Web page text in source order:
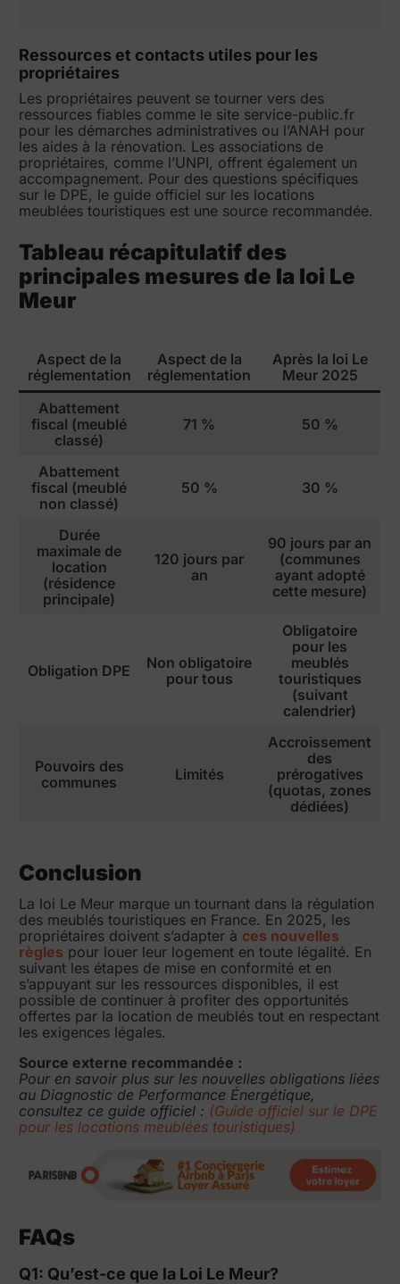
Ressources et contacts utiles pour les
propriétaires
Les propriétaires peuvent se tourner vers des
ressources fiables comme le site service-public.fr
pour les démarches administratives ou l’ANAH pour
les aides à la rénovation. Les associations de
propriétaires, comme l’UNPI, offrent également un
accompagnement. Pour des questions spécifiques
sur le DPE, le guide officiel sur les locations
meublées touristiques est une source recommandée.
Tableau récapitulatif des
principales mesures de la loi Le
Meur
Aspect de la
réglementation
Aspect de la
réglementation
Après la loi Le
Meur 2025
Abattement
fiscal (meublé
classé)
71 % 50 %
Abattement
fiscal (meublé
non classé)
50 % 30 %
Durée
maximale de
location
(résidence
principale)
120 jours par
an
90 jours par an
(communes
ayant adopté
cette mesure)
Obligation DPE
Non obligatoire
pour tous
Obligatoire
pour les
meublés
touristiques
(suivant
calendrier)
Pouvoirs des
communes
Limités
Accroissement
des
prérogatives
(quotas, zones
dédiées)
Conclusion
La loi Le Meur marque un tournant dans la régulation
des meublés touristiques en France. En 2025, les
propriétaires doivent s’adapter à ces nouvelles
règles pour louer leur logement en toute légalité. En
suivant les étapes de mise en conformité et en
s’appuyant sur les ressources disponibles, il est
possible de continuer à profiter des opportunités
offertes par la location de meublés tout en respectant
les exigences légales.
Source externe recommandée :
Pour en savoir plus sur les nouvelles obligations liées
au Diagnostic de Performance Énergétique,
consultez ce guide officiel : (Guide officiel sur le DPE
pour les locations meublées touristiques)
FAQs
Q1: Qu’est-ce que la Loi Le Meur?